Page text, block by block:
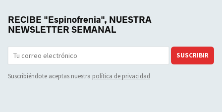
RECIBE "Espinofrenia", NUESTRA
NEWSLETTER SEMANAL
SUSCRIBIR
Suscribiéndote aceptas nuestra política de privacidad